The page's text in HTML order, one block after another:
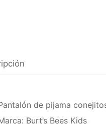
de pijama
Burt’s Bees Kids